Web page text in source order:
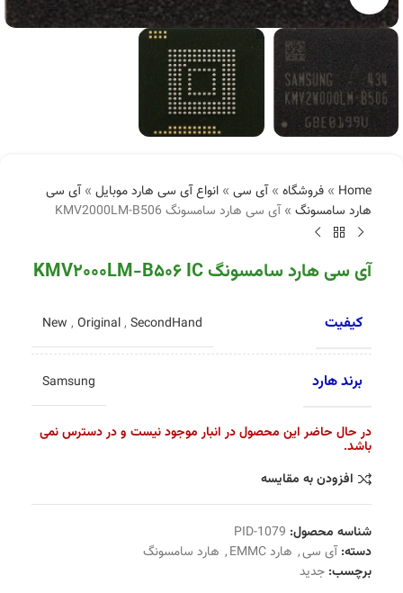
Home
» فروشگاه »آی سی » انواع آی سی هارد موبایل »آی سی
هارد سامسونگ »آی سی هارد سامسونگ KMV2000LM-B506
آی سی هارد سامسونگ KMV2000LM-B506 IC
کیفیت New , Original, SecondHand
برند هارد Samsung
در حال حاضر این محصول در انبار موجود نیست و در دسترس نمی
باشد.
افزودن به مقایسه
شناسه محصول: PID-1079
دسته: آی سی, هارد EMMC , هارد سامسونگ
برچسب: جدید